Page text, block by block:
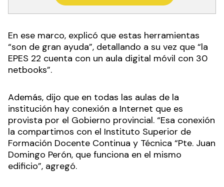
En ese marco, explicó que estas herramientas
“son de gran ayuda”, detallando a su vez que “la
EPES 22 cuenta con un aula digital móvil con 30
netbooks”.
Además, dijo que en todas las aulas de la
institución hay conexión a Internet que es
provista por el Gobierno provincial. “Esa conexión
la compartimos con el Instituto Superior de
Formación Docente Continua y Técnica “Pte. Juan
Domingo Perón, que funciona en el mismo
edificio”, agregó.